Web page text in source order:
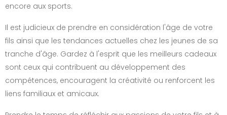
encore aux sports.
Il est judicieux de prendre en considération l'âge de votre
fils ainsi que les tendances actuelles chez les jeunes de sa
tranche d'âge. Gardez à l'esprit que les meilleurs cadeaux
sont ceux qui contribuent au développement des
compétences, encouragent la créativité ou renforcent les
liens familiaux et amicaux.